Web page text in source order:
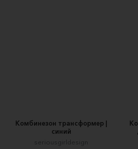
Комбинезон трансформер |
синий
seriousgirldesign